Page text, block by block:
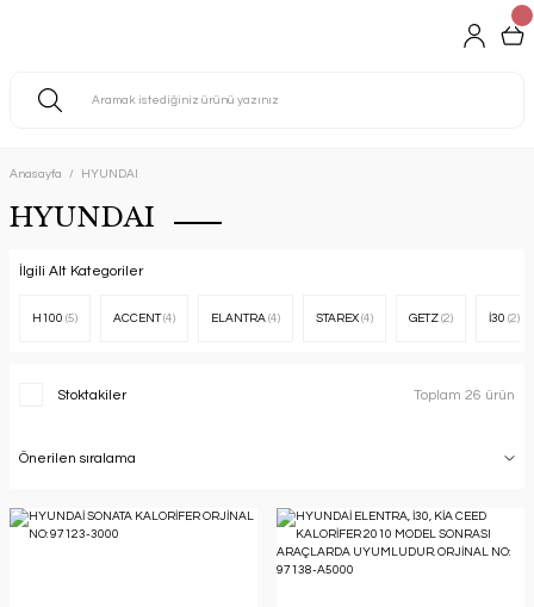
Anasayfa HYUNDAI
HYUNDAI
İlgili Alt Kategoriler
H100 (5) ACCENT(4) ELANTRA (4) STAREX (4) GETZ (2) İ30 (2)
Stoktakiler Toplam 26 ürün